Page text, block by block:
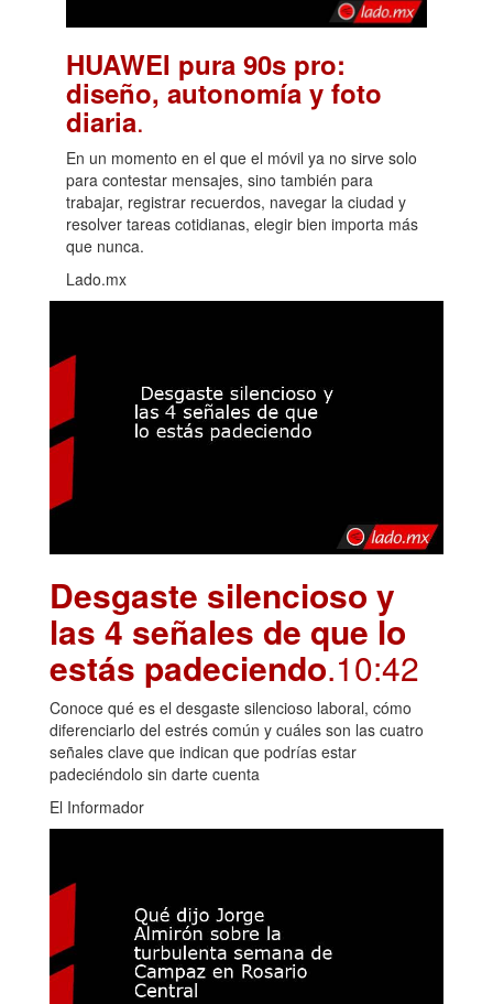
HUAWEI pura 90s pro:
diseño, autonomía y foto
diaria.
En un momento en el que el móvil ya no sirve solo
para contestar mensajes, sino también para
trabajar, registrar recuerdos, navegar la ciudad y
resolver tareas cotidianas, elegir bien importa más
que nunca.
Lado.mx
Desgaste silencioso y
las 4 señales de que lo
estás padeciendo.10:42
Conoce qué es el desgaste silencioso laboral, cómo
diferenciarlo del estrés común y cuáles son las cuatro
señales clave que indican que podrías estar
padeciéndolo sin darte cuenta
El Informador